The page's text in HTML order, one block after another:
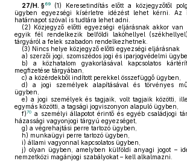
27/H. §69 (1) Keresetindítás előtt a közjegyzőtől
ügyben egyezségi kísérletre idézést lehet kérni. Az
határnapot szóval is tudtára lehet adni.
(2) Közjegyző előtti egyezségi eljárásnak akkor
egyik fél rendelkezik belföldi lakóhellyel
tárgyáról a felek szabadon rendelkezhetnek.
(3) Nincs helye közjegyző előtti egyezségi eljárásnak
a) szerzői jogi, szomszédos jogi és iparjogvédelmi
b) a közhatalom gyakorlásával kapcsolatos
megfizetése tárgyában,
c) a közérdekből indított perekkel összefüggő ügyben,
d) a jogi személyek alapításával és törvényes
ügyben,
e) a jogi személyek és tagjaik, volt tagjaik közötti,
egymás közötti, a tagsági jogviszonyon alapuló ügyben,
f)70 a személyi állapotot érintő és egyéb családjogi
házassági vagyonjogi tárgyú egyezséget,
g) a végrehajtási perre tartozó ügyben,
h) munkaügyi perre tartozó ügyben,
i) állami vagyonnal kapcsolatos ügyben,
j) olyan ügyben, amelyben külföldi anyagi jogot –
nemzetközi magánjogi szabályokat – kell alkalmazni.